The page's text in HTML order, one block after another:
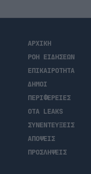
ΑΡΧΙΚΗ
ΡΟΗ ΕΙΔΗΣΕΩΝ
ΕΠΙΚΑΙΡΟΤΗΤΑ
ΔΗΜΟΙ
ΠΕΡΙΦΕΡΕΙΕΣ
OTA LEAKS
ΣΥΝΕΝΤΕΥΞΕΙΣ
ΑΠΟΨΕΙΣ
ΠΡΟΣΛΗΨΕΙΣ